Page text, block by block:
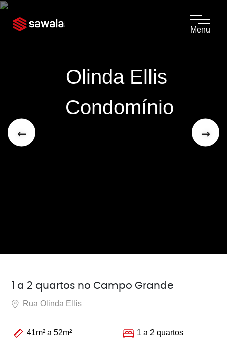
Menu
← →
Olinda Ellis
Condomínio
1 a 2 quartos no Campo Grande
Rua Olinda Ellis
41m² a 52m² 1 a 2 quartos